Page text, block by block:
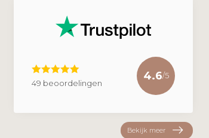
49 beoordelingen
4.6/5
Bekijk meer